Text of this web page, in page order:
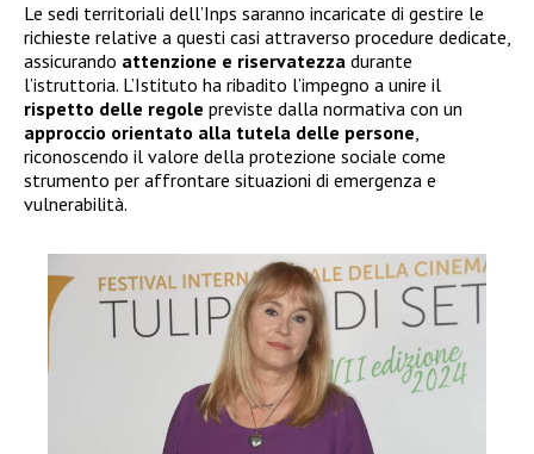
Le sedi territoriali dell’Inps saranno incaricate di gestire le
richieste relative a questi casi attraverso procedure dedicate,
assicurando attenzione e riservatezza durante
l’istruttoria. L’Istituto ha ribadito l’impegno a unire il
rispetto delle regole previste dalla normativa con un
approccio orientato alla tutela delle persone,
riconoscendo il valore della protezione sociale come
strumento per affrontare situazioni di emergenza e
vulnerabilità.